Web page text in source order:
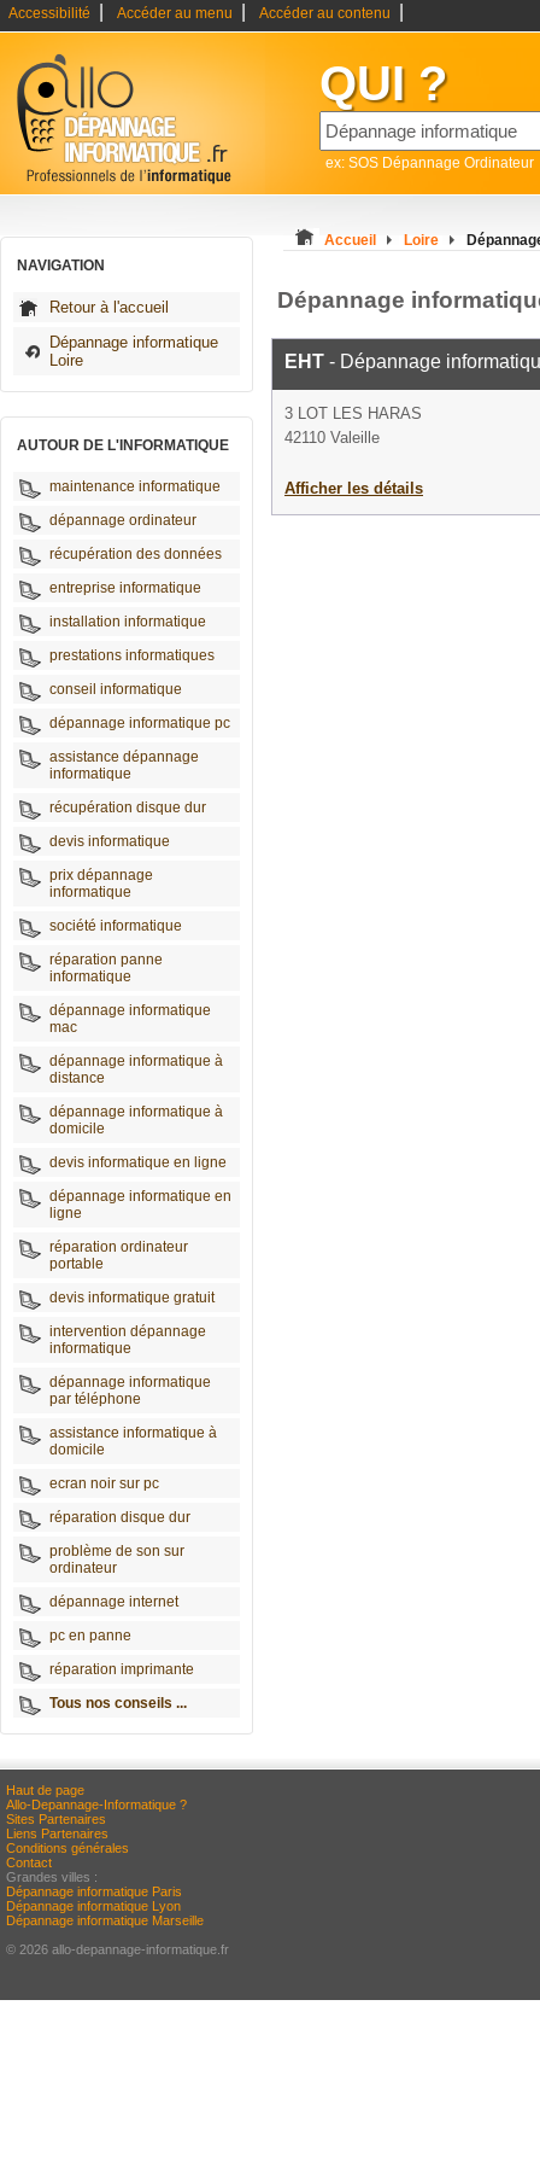
Accessibilité Accéder au menu Accéder au contenu
QUI ?
ex: SOS Dépannage Ordinateur
NAVIGATION
Retour à l'accueil
Dépannage informatique
Loire
AUTOUR DE L'INFORMATIQUE
maintenance informatique
dépannage ordinateur
récupération des données
entreprise informatique
installation informatique
prestations informatiques
conseil informatique
dépannage informatique pc
assistance dépannage
informatique
récupération disque dur
devis informatique
prix dépannage
informatique
société informatique
réparation panne
informatique
dépannage informatique
mac
dépannage informatique à
distance
dépannage informatique à
domicile
devis informatique en ligne
dépannage informatique en
ligne
réparation ordinateur
portable
devis informatique gratuit
intervention dépannage
informatique
dépannage informatique
par téléphone
assistance informatique à
domicile
ecran noir sur pc
réparation disque dur
problème de son sur
ordinateur
dépannage internet
pc en panne
réparation imprimante
Tous nos conseils ...
Accueil Loire
Dépannage
EHT - Dépannage
3 LOT LES HARAS
42110 Valeille
Afficher les détails
Haut de page
Allo-Depannage-Informatique ?
Sites Partenaires
Liens Partenaires
Conditions générales
Contact
Grandes villes :
Dépannage informatique Paris
Dépannage informatique Lyon
Dépannage informatique Marseille
© 2026 allo-depannage-informatique.fr